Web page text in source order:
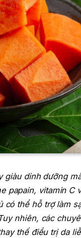
giàu dinh dưỡng
papain, vitamin C
có thể hỗ trợ làm
nhiên, các
thế điều trị da